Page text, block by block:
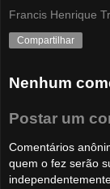
Francis Henrique
Compartilhar
Nenhum
Postar um
Comentários
quem o fez serão